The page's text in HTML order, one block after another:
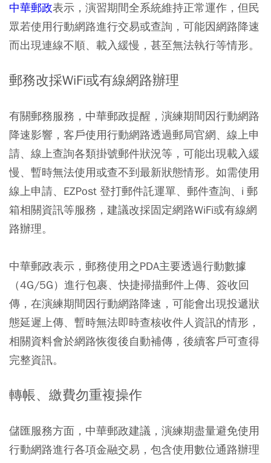
中華郵政表示，演習期間全系統維持正常運作，但民
眾若使用行動網路進行交易或查詢，可能因網路降速
而出現連線不順、載入緩慢，甚至無法執行等情形。
郵務改採WiFi或有線網路辦理
有關郵務服務 ，中華郵政提醒，演練期間因行動網路
降速影響，客戶使用行動網路透過郵局官網、線上申
請、線上查詢各類掛號郵件狀況等，可能出現載入緩
慢、暫時無法使用或查不到最新狀態情形。如需使用
線上申請、EZPost 登打郵件託運單、郵件查詢、i 郵
箱相關資訊等服務，建議改採固定網路WiFi或有線網
路辦理。
中華郵政表示，郵務使用之PDA主要透過行動數據
（4G/5G）進行包裹、快捷掃描郵件上傳、簽收回
傳，在演練期間因行動網路降速，可能會出現投遞狀
態延遲上傳、暫時無法即時查核收件人資訊的情形，
相關資料會於網路恢復後自動補傳，後續客戶可查得
完整資訊。
轉帳、繳費勿重複操作
儲匯服務方面，中華郵政建議，演練期盡量避免使用
行動網路進行各項金融交易，包含使用數位通路辦理